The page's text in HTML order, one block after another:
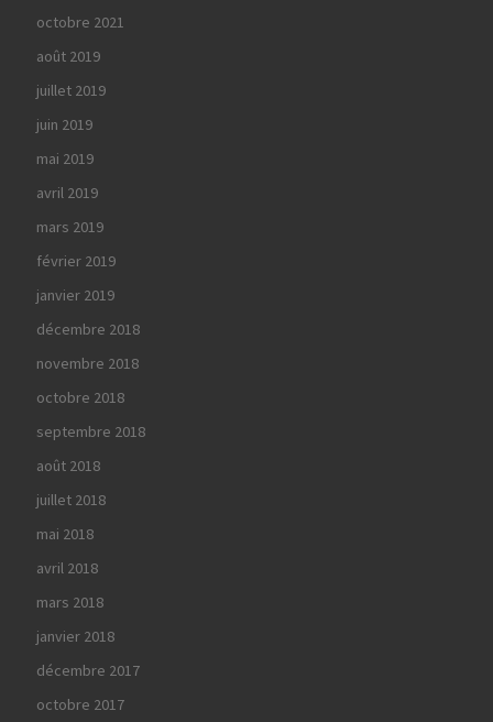
octobre 2021
août 2019
juillet 2019
juin 2019
mai 2019
avril 2019
mars 2019
février 2019
janvier 2019
décembre 2018
novembre 2018
octobre 2018
septembre 2018
août 2018
juillet 2018
mai 2018
avril 2018
mars 2018
janvier 2018
décembre 2017
octobre 2017